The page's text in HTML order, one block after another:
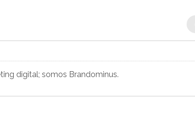
digital; somos Brandominus.